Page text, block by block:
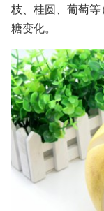
枝、桂圆、葡萄等
糖变化。